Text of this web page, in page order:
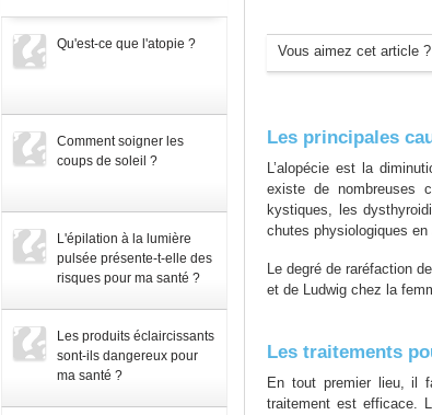
Qu'est-ce que l'atopie ?
Comment soigner les
coups de soleil ?
L'épilation à la lumière
pulsée présente-t-elle des
risques pour ma santé ?
Les produits éclaircissants
sont-ils dangereux pour
ma santé ?
Vous aimez cet article ?
Les principales
L’alopécie est la
existe de nombreuses
kystiques, les
chutes physiologiques
Le degré de raréfaction
et de Ludwig chez la
Les traitements
En tout premier lieu, il
traitement est efficace.